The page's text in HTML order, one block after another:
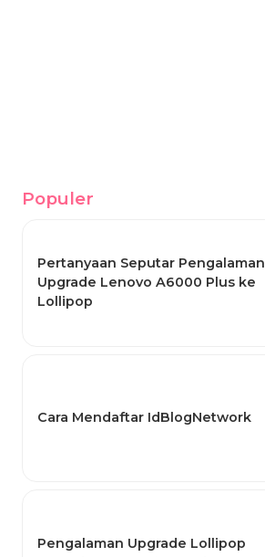
Populer
Pertanyaan Seputar Pengalaman
Upgrade Lenovo A6000 Plus ke
Lollipop
Cara Mendaftar IdBlogNetwork
Pengalaman Upgrade Lollipop